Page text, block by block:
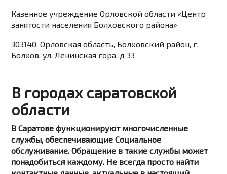
Казенное учреждение Орловской области «Центр
занятости населения Болховского района»
303140, Орловская область, Болховский район, г.
Болхов, ул. Ленинская гора, д 33
В городах саратовской
области
В Саратове функционируют многочисленные
службы, обеспечивающие Социальное
обслуживание. Обращение в такие службы может
понадобиться каждому. Не всегда просто найти